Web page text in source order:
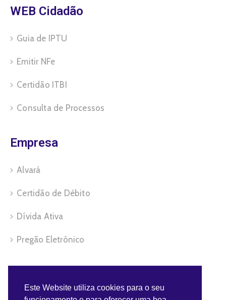
WEB Cidadão
Guia de IPTU
Emitir NFe
Certidão ITBI
Consulta de Processos
Empresa
Alvará
Certidão de Débito
Dívida Ativa
Pregão Eletrônico
Este Website utiliza cookies para o seu